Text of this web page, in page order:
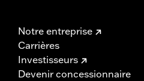
Notre entreprise
Carrières
Investisseurs
Devenir concessionnaire